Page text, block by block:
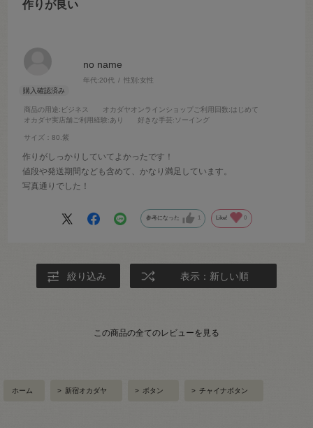
no name
年代:20代 性別:女性
商品の用途:ビジネス オカダヤオンラインショップご利用回数:はじめて
オカダヤ実店舗ご利用経験:あり 好きな手芸:ソーイング
サイズ：80.紫
作りが良い
作りがしっかりしていてよかったです！
値段や発送期間なども含めて、かなり満足しています。
写真通りでした！
参考になった 1 Like! 0
絞り込み 表示：新しい順
この商品の全てのレビューを見る
ホーム > 新宿オカダヤ > ボタン > チャイナボタン